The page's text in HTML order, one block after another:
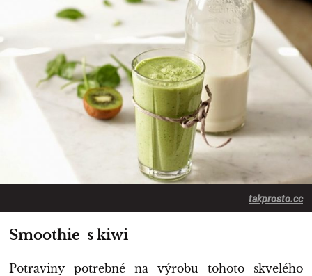
takprosto.cc
Smoothie s kiwi
Potraviny potrebné na výrobu tohoto skvelého